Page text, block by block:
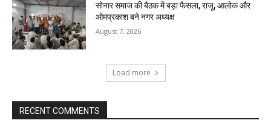
सोनार समाज की बैठक में बड़ा फैसला, राजू, आलोक और
ओमप्रकाश बने नगर अध्यक्ष
August 7, 2026
Load more
RECENT COMMENTS